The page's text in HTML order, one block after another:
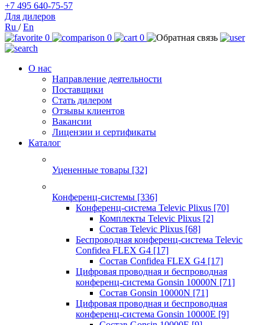
+7 495 640-75-57
Для дилеров
Ru /En
0
0 0
О нас
Направление деятельности
Поставщики
Стать дилером
Отзывы клиентов
Вакансии
Лицензии и сертификаты
Каталог
Уцененные товары [32]
Конференц-системы [336]
Конференц-система Televic Plixus [70]
Комплекты Televic Plixus [2]
Состав Televic Plixus [68]
Беспроводная конференц-система Televic
Confidea FLEX G4 [17]
Состав Confidea FLEX G4 [17]
Цифровая проводная и беспроводная
конференц-система Gonsin 10000N [71]
Состав Gonsin 10000N [71]
Цифровая проводная и беспроводная
конференц-система Gonsin 10000E [9]